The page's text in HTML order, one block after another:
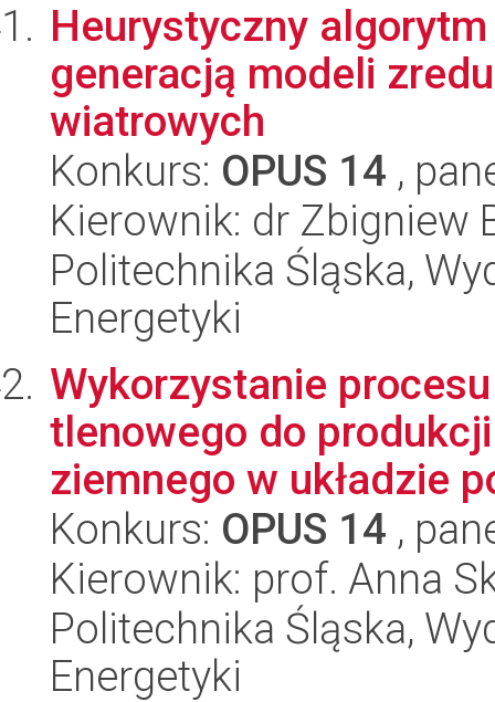
Heurystyczny
generacją modeli
wiatrowych
Konkurs: OPUS 14 ,
Kierownik: dr Zbigniew
Politechnika Śląska,
Energetyki
Wykorzystanie
tlenowego do
ziemnego w układzie
Konkurs: OPUS 14 ,
Kierownik: prof. Anna
Politechnika Śląska,
Energetyki